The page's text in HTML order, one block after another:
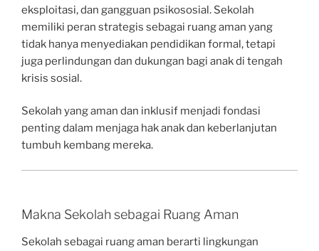
eksploitasi, dan gangguan psikososial. Sekolah
memiliki peran strategis sebagai ruang aman yang
tidak hanya menyediakan pendidikan formal, tetapi
juga perlindungan dan dukungan bagi anak di tengah
krisis sosial.
Sekolah yang aman dan inklusif menjadi fondasi
penting dalam menjaga hak anak dan keberlanjutan
tumbuh kembang mereka.
Makna Sekolah sebagai Ruang Aman
Sekolah sebagai ruang aman berarti lingkungan